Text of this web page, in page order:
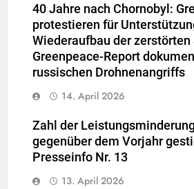
40 Jahre nach Chornobyl:
protestieren für
Wiederaufbau der
Greenpeace-Report
russischen Drohnenangriffs
14. April 2026
Zahl der
gegenüber dem Vorjahr
Presseinfo Nr. 13
13. April 2026